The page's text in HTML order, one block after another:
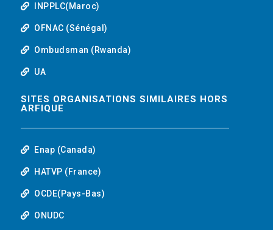
INPPLC(Maroc)
OFNAC (Sénégal)
Ombudsman (Rwanda)
UA
SITES ORGANISATIONS SIMILAIRES HORS
ARFIQUE
Enap (Canada)
HATVP (France)
OCDE(Pays-Bas)
ONUDC